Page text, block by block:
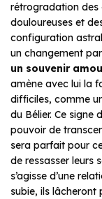
rétrogradation des
douloureuses et
configuration
un changement
un souvenir
amène avec lui la
difficiles, comme
du Bélier. Ce signe
pouvoir de
sera parfait pour
de ressasser leurs
s’agisse d’une
subie, ils lâcheront